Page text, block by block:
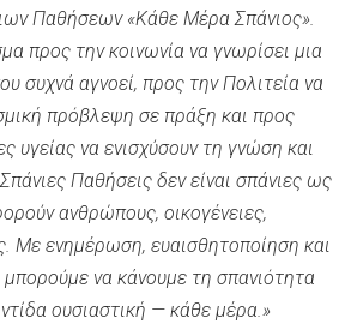
Παθήσεων «Κάθε Μέρα Σπάνιος».
προς την κοινωνία να γνωρίσει μια
συχνά αγνοεί, προς την Πολιτεία να
πρόβλεψη σε πράξη και προς
υγείας να ενισχύσουν τη γνώση και
Παθήσεις δεν είναι σπάνιες ως
ανθρώπους, οικογένειες,
Με ενημέρωση, ευαισθητοποίηση και
να κάνουμε τη σπανιότητα
ουσιαστική — κάθε μέρα.»